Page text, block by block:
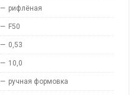
— рифлёная
— F50
— 0,53
— 10,0
— ручная формовка